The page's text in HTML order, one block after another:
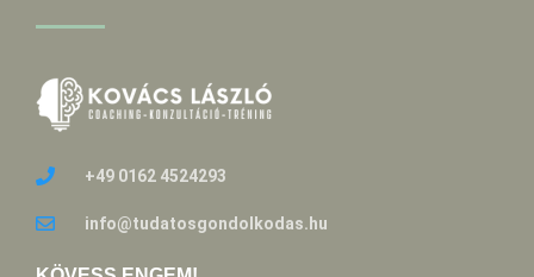
+49 0162 4524293
info@tudatosgondolkodas.hu